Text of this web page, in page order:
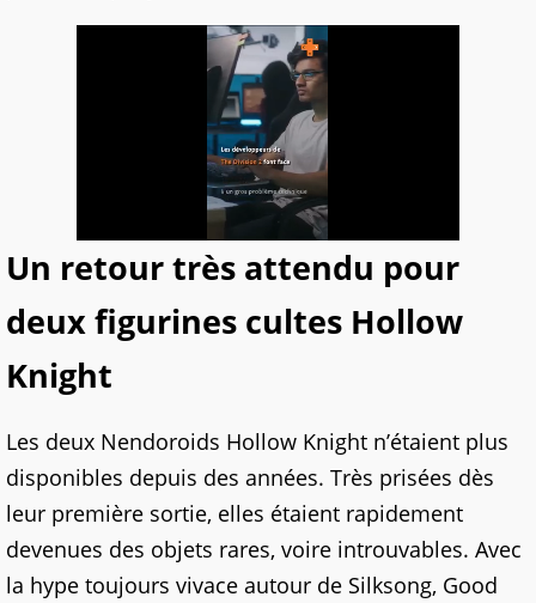
Un retour très attendu pour
deux figurines cultes Hollow
Knight
Les deux Nendoroids Hollow Knight n’étaient plus
disponibles depuis des années. Très prisées dès
leur première sortie, elles étaient rapidement
devenues des objets rares, voire introuvables. Avec
la hype toujours vivace autour de Silksong, Good